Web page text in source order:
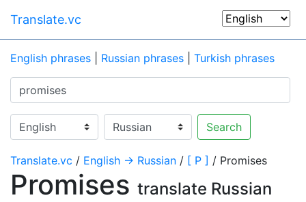
Translate.vc
English phrases Russian phrases Turkish phrases
Search
Translate.vc / English → Russian / [ P ] / Promises
Promises translate Russian